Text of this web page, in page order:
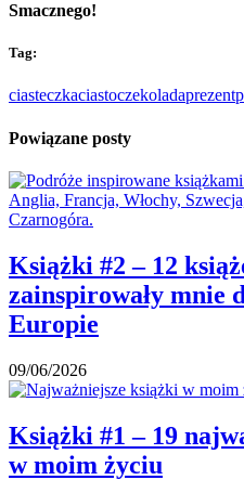
Smacznego!
Tag:
ciasteczkaciastoczekoladaprezent
Powiązane posty
Książki #2 – 12
zainspirowały mnie
Europie
09/06/2026
Książki #1 – 19
w moim życiu